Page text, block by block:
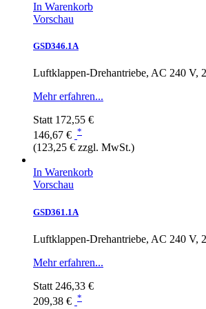
In Warenkorb
Vorschau
GSD346.1A
Luftklappen-Drehantriebe, AC 240 V,
Mehr erfahren...
Statt 172,55 €
146,67 € *
(123,25 € zzgl. MwSt.)
In Warenkorb
Vorschau
GSD361.1A
Luftklappen-Drehantriebe, AC 240 V,
Mehr erfahren...
Statt 246,33 €
209,38 € *